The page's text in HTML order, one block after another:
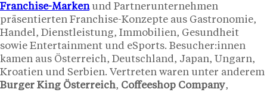
Franchise-Markenund Partnerunternehmen
präsentierten Franchise-Konzepte aus Gastronomie,
Handel, Dienstleistung, Immobilien, Gesundheit
sowie Entertainment und eSports. Besucher:innen
kamen aus Österreich, Deutschland, Japan, Ungarn,
Kroatien und Serbien. Vertreten waren unter anderem
Burger King Österreich, Coffeeshop Company,